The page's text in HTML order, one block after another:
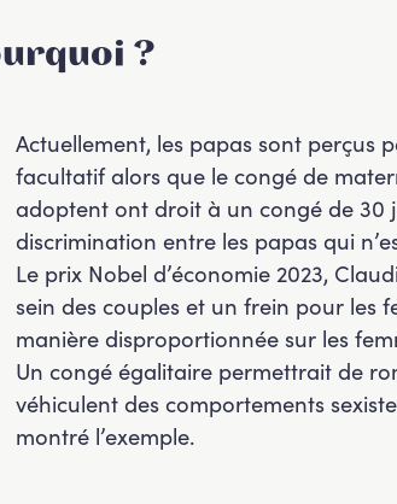
?
Actuellement, les papas sont perçus
facultatif alors que le congé de
adoptent ont droit à un congé de 30
discrimination entre les papas qui
Le prix Nobel d’économie 2023,
sein des couples et un frein pour les
manière disproportionnée sur les
Un congé égalitaire permettrait de
véhiculent des comportements
montré l’exemple.